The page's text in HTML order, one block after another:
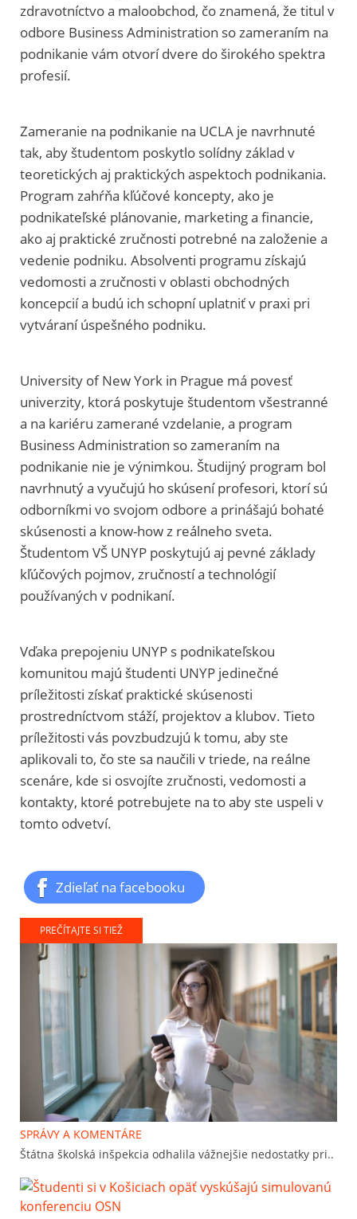
zdravotníctvo a maloobchod, čo znamená, že titul v
odbore Business Administration so zameraním na
podnikanie vám otvorí dvere do širokého spektra
profesií.
Zameranie na podnikanie na UCLA je navrhnuté
tak, aby študentom poskytlo solídny základ v
teoretických aj praktických aspektoch podnikania.
Program zahŕňa kľúčové koncepty, ako je
podnikateľské plánovanie, marketing a financie,
ako aj praktické zručnosti potrebné na založenie a
vedenie podniku. Absolventi programu získajú
vedomosti a zručnosti v oblasti obchodných
koncepcií a budú ich schopní uplatniť v praxi pri
vytváraní úspešného podniku.
University of New York in Prague má povesť
univerzity, ktorá poskytuje študentom všestranné
a na kariéru zamerané vzdelanie, a program
Business Administration so zameraním na
podnikanie nie je výnimkou. Študijný program bol
navrhnutý a vyučujú ho skúsení profesori, ktorí sú
odborníkmi vo svojom odbore a prinášajú bohaté
skúsenosti a know-how z reálneho sveta.
Študentom VŠ UNYP poskytujú aj pevné základy
kľúčových pojmov, zručností a technológií
používaných v podnikaní.
Vďaka prepojeniu UNYP s podnikateľskou
komunitou majú študenti UNYP jedinečné
príležitosti získať praktické skúsenosti
prostredníctvom stáží, projektov a klubov. Tieto
príležitosti vás povzbudzujú k tomu, aby ste
aplikovali to, čo ste sa naučili v triede, na reálne
scenáre, kde si osvojíte zručnosti, vedomosti a
kontakty, ktoré potrebujete na to aby ste uspeli v
tomto odvetví.
Zdieľať na facebooku
PREČÍTAJTE SI TIEŽ
SPRÁVY A KOMENTÁRE
Štátna školská inšpekcia odhalila vážnejšie nedostatky pri..